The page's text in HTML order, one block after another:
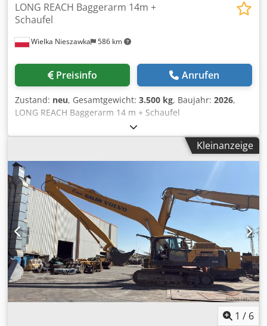
Wielka Nieszawka 586 km
LONG REACH Baggerarm 14m +
Schaufel
Preisinfo Anrufen
Zustand: neu, Gesamtgewicht: 3.500 kg, Baujahr: 2026,
LONG REACH Baggerarm 14 m + Schaufel
PREISGESTALTUNG FÜR JEDE MASCHINE MÖGLICH.
PREISGESTALTUNG FÜR LÄNGEN VON 8 M BIS 22 M
MÖGLICH TECHNISCHE DATEN Werkstoff: S355-Stahl Länge:
14 m Maximale Reichweite: 'vorwärts': 13.5 m Maximale
Grabtiefe: 9.5 m Gewicht: ca. 3500 kg Dodpfx Adsua Uy
Usgowa Fassungsvermögen des Löffelstiels: 0,9 m3 Alle
Stifte sind gehärtet (zur Erhöhung der Härte über 50 HRC)
1 Zylinder Schaufel, 6 Rohre, 4 Schläuche, 8 Stifte, 5
Schmierrohre, 1 Verbindungssatz Fabra: Marke KAISAI
(Farbe wählbar) Schlauch: Marke GATES Alle Stifte sind mit
Schmiernippeln versehen Alle "Rohre" sind phosphatiert
Kleinanzeige
1 / 6